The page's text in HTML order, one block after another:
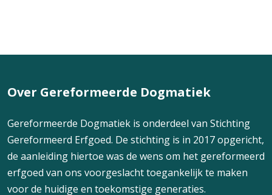
Over Gereformeerde Dogmatiek
Gereformeerde Dogmatiek is onderdeel van Stichting
Gereformeerd Erfgoed. De stichting is in 2017 opgericht,
de aanleiding hiertoe was de wens om het gereformeerd
erfgoed van ons voorgeslacht toegankelijk te maken
voor de huidige en toekomstige generaties.